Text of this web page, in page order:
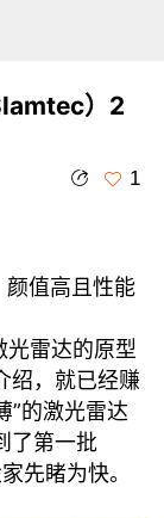
）2
1
颜值高且性能
雷达的原型
绍，就已经赚
”的激光雷达
了第一批
先睹为快。